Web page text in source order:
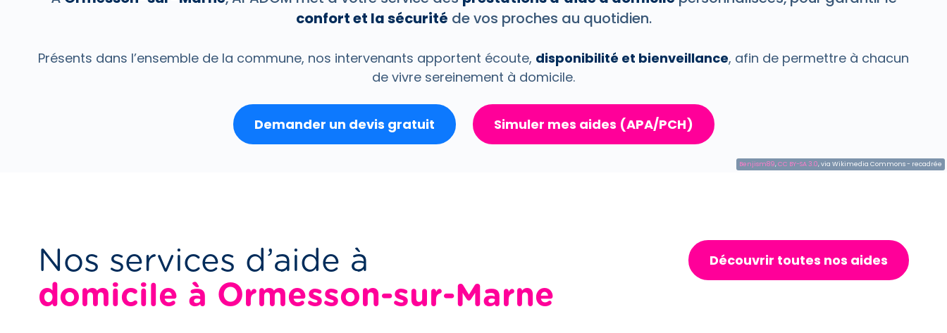
confort et la sécurité de vos proches au quotidien.
Présents dans l’ensemble de la commune, nos intervenants apportent écoute, disponibilité et bienveillance, afin de permettre à chacun
de vivre sereinement à domicile.
Demander un devis gratuit Simuler mes aides (APA/PCH)
Benjism89,CC BY-SA 3.0, via Wikimedia Commons - recadrée
Nos services d’aide à
domicile à Ormesson-sur-Marne
Découvrir toutes nos aides